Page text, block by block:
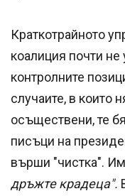
Краткотрайното
коалиция почти
контролните
случаите, в които
осъществени, те
писъци на
върши "чистка".
дръжте крадеца".